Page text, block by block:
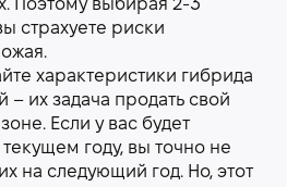
Поэтому выбирая 2-3
страхуете риски
характеристики гибрида
– их задача продать свой
Если у вас будет
году, вы точно не
на следующий год. Но, этот